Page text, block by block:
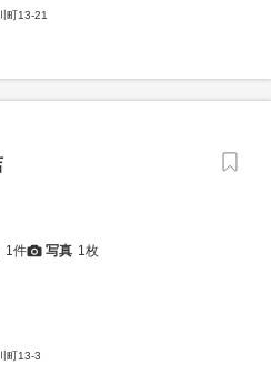
町13-21
1件 写真 1枚
町13-3